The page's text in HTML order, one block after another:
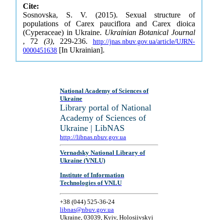
Cite:
Sosnovska, S. V. (2015). Sexual structure of
populations of Carex pauciflora and Carex dioica
(Cyperaceae) in Ukraine. Ukrainian Botanical Journal
, 72 (3), 229-236. http://jnas.nbuv.gov.ua/article/UJRN-
0000451638 [In Ukrainian].
National Academy of Sciences of
Ukraine
Library portal of National
Academy of Sciences of
Ukraine | LibNAS
http://libnas.nbuv.gov.ua
Vernadsky National Library of
Ukraine (VNLU)
Institute of Information
Technologies of VNLU
+38 (044) 525-36-24
libnas@nbuv.gov.ua
Ukraine, 03039, Kyiv, Holosiivskyi